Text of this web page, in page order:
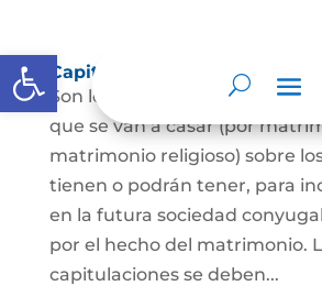
Abrir barra de herramientas
Capitulaciones Matrimoniales
Son los acuerdos que hacen
que se van a casar (por
matrimonio religioso) sobre
tienen o podrán tener, para
en la futura sociedad
por el hecho del matrimonio.
capitulaciones se deben...